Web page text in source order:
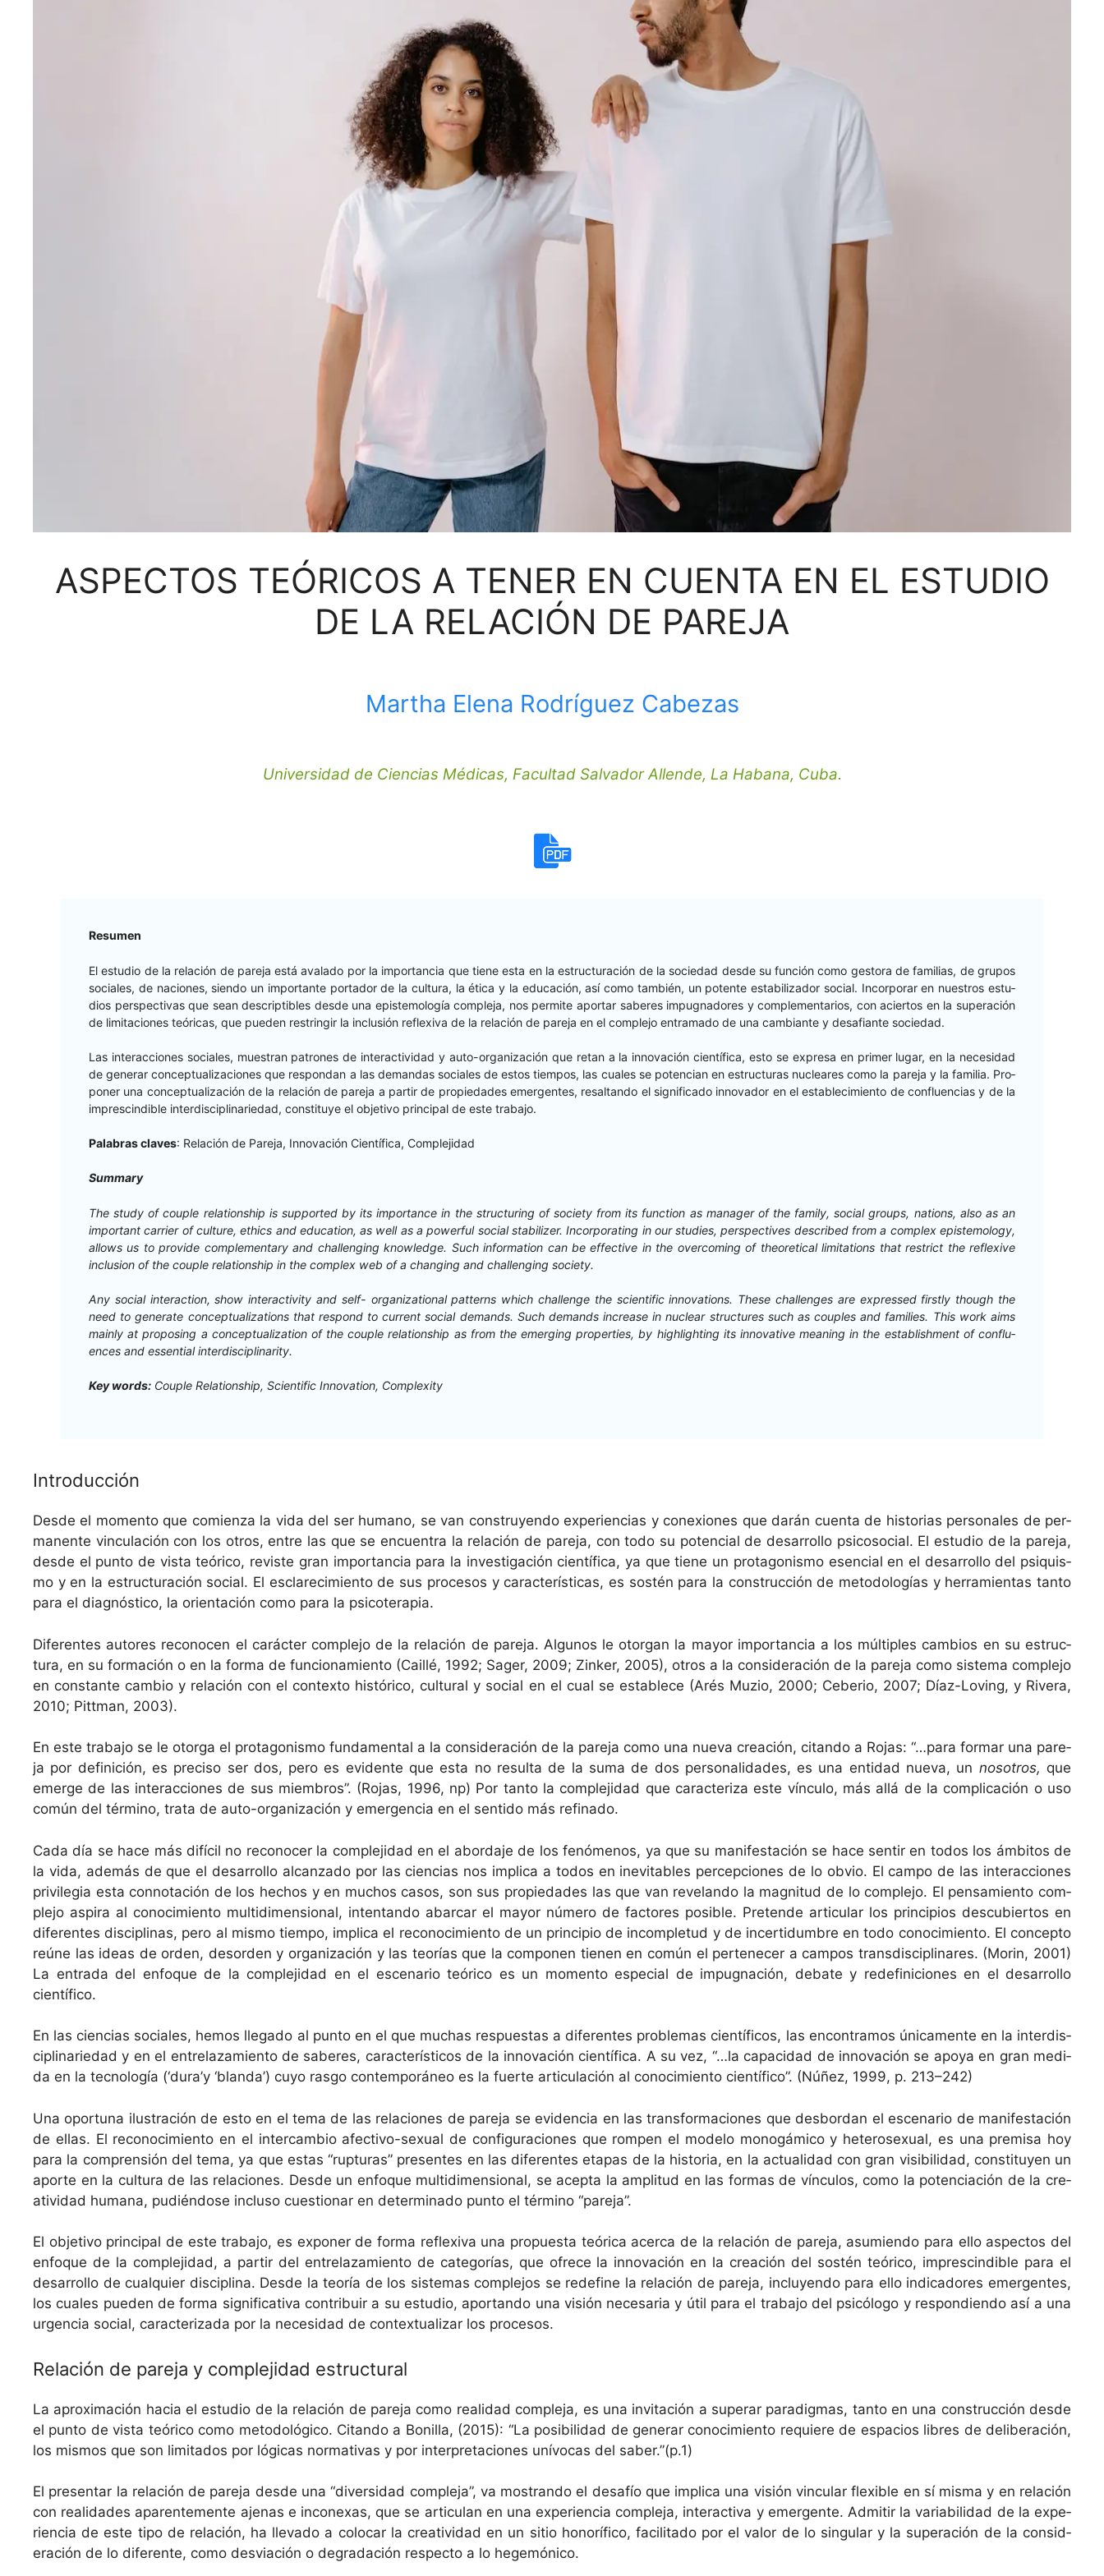
ASPECTOS TEÓRICOS A TENER EN CUENTA EN EL ESTUDIO
DE LA RELACIÓN DE PAREJA
Martha Elena Rodríguez Cabezas
Universidad de Ciencias Médicas, Facultad Salvador Allende, La Habana, Cuba.
Resumen
El estu­dio de la relación de pare­ja está aval­a­do por la impor­tan­cia que tiene esta en la estruc­turación de la sociedad des­de su fun­ción como gesto­ra de famil­ias, de gru­pos
sociales, de naciones, sien­do un impor­tante por­ta­dor de la cul­tura, la éti­ca y la edu­cación, así como tam­bién, un potente esta­bi­lizador social. Incor­po­rar en nue­stros estu­
dios per­spec­ti­vas que sean descriptibles des­de una epis­te­mología com­ple­ja, nos per­mite apor­tar saberes impug­nadores y com­ple­men­tar­ios, con acier­tos en la superación
de lim­ita­ciones teóri­c­as, que pueden restringir la inclusión reflex­i­va de la relación de pare­ja en el com­ple­jo entra­ma­do de una cam­biante y desafi­ante sociedad.
Las inter­ac­ciones sociales, mues­tran patrones de inter­ac­tivi­dad y auto-orga­ni­zación que retan a la inno­vación cien­tí­fi­ca, esto se expre­sa en primer lugar, en la necesi­dad
de gener­ar con­cep­tu­al­iza­ciones que respon­dan a las deman­das sociales de estos tiem­pos, las cuales se poten­cian en estruc­turas nuclear­es como la pare­ja y la famil­ia. Pro­
pon­er una con­cep­tu­al­ización de la relación de pare­ja a par­tir de propiedades emer­gentes, resaltan­do el sig­nifi­ca­do inno­vador en el establec­imien­to de con­flu­en­cias y de la
impre­scindible inter­dis­ci­pli­nar­iedad, con­sti­tuye el obje­ti­vo prin­ci­pal de este trabajo.
Pal­abras claves: Relación de Pare­ja, Inno­vación Cien­tí­fi­ca, Complejidad
Sum­ma­ry
The study of cou­ple rela­tion­ship is sup­port­ed by its impor­tance in the struc­tur­ing of soci­ety from its func­tion as man­ag­er of the fam­i­ly, social groups, nations, also as an
impor­tant car­ri­er of cul­ture, ethics and edu­ca­tion, as well as a pow­er­ful social sta­bi­liz­er. Incor­po­rat­ing in our stud­ies, per­spec­tives described from a com­plex epis­te­mol­o­gy,
allows us to pro­vide com­ple­men­tary and chal­leng­ing knowl­edge. Such infor­ma­tion can be effec­tive in the over­com­ing of the­o­ret­i­cal lim­i­ta­tions that restrict the reflex­ive
inclu­sion of the cou­ple rela­tion­ship in the com­plex web of a chang­ing and chal­leng­ing society.
Any social inter­ac­tion, show inter­ac­tiv­i­ty and self- orga­ni­za­tion­al pat­terns which chal­lenge the sci­en­tif­ic inno­va­tions. These chal­lenges are expressed first­ly though the
need to gen­er­ate con­cep­tu­al­iza­tions that respond to cur­rent social demands. Such demands increase in nuclear struc­tures such as cou­ples and fam­i­lies. This work aims
main­ly at propos­ing a con­cep­tu­al­iza­tion of the cou­ple rela­tion­ship as from the emerg­ing prop­er­ties, by high­light­ing its inno­v­a­tive mean­ing in the estab­lish­ment of con­flu­
ences and essen­tial interdisciplinarity.
Key words: Cou­ple Rela­tion­ship, Sci­en­tif­ic Inno­va­tion, Complexity
Introducción
Des­de el momen­to que comien­za la vida del ser humano, se van con­struyen­do expe­ri­en­cias y conex­iones que darán cuen­ta de his­to­rias per­son­ales de per­
ma­nente vin­cu­lación con los otros, entre las que se encuen­tra la relación de pare­ja, con todo su poten­cial de desar­rol­lo psi­coso­cial. El estu­dio de la pare­ja,
des­de el pun­to de vista teóri­co, reviste gran impor­tan­cia para la inves­ti­gación cien­tí­fi­ca, ya que tiene un pro­tag­o­nis­mo esen­cial en el desar­rol­lo del psiquis­
mo y en la estruc­turación social. El esclarec­imien­to de sus pro­ce­sos y car­ac­terís­ti­cas, es sostén para la con­struc­ción de metodologías y her­ramien­tas tan­to
para el diag­nós­ti­co, la ori­entación como para la psicoterapia.
Difer­entes autores recono­cen el carác­ter com­ple­jo de la relación de pare­ja. Algunos le otor­gan la may­or impor­tan­cia a los múlti­ples cam­bios en su estruc­
tura, en su for­ma­ción o en la for­ma de fun­cionamien­to (Cail­lé, 1992; Sager, 2009; Zinker, 2005), otros a la con­sid­eración de la pare­ja como sis­tema com­ple­jo
en con­stante cam­bio y relación con el con­tex­to históri­co, cul­tur­al y social en el cual se establece (Arés Muzio, 2000; Cebe­rio, 2007; Díaz-Lov­ing, y Rivera,
2010; Pittman, 2003).
En este tra­ba­jo se le otor­ga el pro­tag­o­nis­mo fun­da­men­tal a la con­sid­eración de la pare­ja como una nue­va creación, citan­do a Rojas: “…para for­mar una pare­
ja por defini­ción, es pre­ciso ser dos, pero es evi­dente que esta no resul­ta de la suma de dos per­son­al­i­dades, es una enti­dad nue­va, un nosotros, que
emerge de las inter­ac­ciones de sus miem­bros”. (Rojas, 1996, np) Por tan­to la com­ple­ji­dad que car­ac­ter­i­za este vín­cu­lo, más allá de la com­pli­cación o uso
común del tér­mi­no, tra­ta de auto-orga­ni­zación y emer­gen­cia en el sen­ti­do más refinado.
Cada día se hace más difí­cil no recono­cer la com­ple­ji­dad en el abor­da­je de los fenó­menos, ya que su man­i­festación se hace sen­tir en todos los ámbitos de
la vida, además de que el desar­rol­lo alcan­za­do por las cien­cias nos impli­ca a todos en inevita­bles per­cep­ciones de lo obvio. El cam­po de las inter­ac­ciones
priv­i­le­gia esta con­no­tación de los hechos y en muchos casos, son sus propiedades las que van rev­e­lando la mag­ni­tud de lo com­ple­jo. El pen­samien­to com­
ple­jo aspi­ra al conocimien­to mul­ti­di­men­sion­al, inten­tan­do abar­car el may­or número de fac­tores posi­ble. Pre­tende artic­u­lar los prin­ci­p­ios des­cu­bier­tos en
difer­entes dis­ci­plinas, pero al mis­mo tiem­po, impli­ca el reconocimien­to de un prin­ci­pio de incom­ple­tud y de incer­tidum­bre en todo conocimien­to. El con­cep­to
reúne las ideas de orden, des­or­den y orga­ni­zación y las teorías que la com­po­nen tienen en común el pertenecer a cam­pos trans­dis­ci­pli­nares. (Morin, 2001)
La entra­da del enfoque de la com­ple­ji­dad en el esce­nario teóri­co es un momen­to espe­cial de impu­gnación, debate y redefini­ciones en el desar­rol­lo
científico.
En las cien­cias sociales, hemos lle­ga­do al pun­to en el que muchas respues­tas a difer­entes prob­le­mas cien­tí­fi­cos, las encon­tramos úni­ca­mente en la inter­dis­
ci­pli­nar­iedad y en el entre­laza­mien­to de saberes, car­ac­terís­ti­cos de la inno­vación cien­tí­fi­ca. A su vez, “…la capaci­dad de inno­vación se apoya en gran medi­
da en la tec­nología (‘dura’y ‘blan­da’) cuyo ras­go con­tem­porá­neo es la fuerte artic­u­lación al conocimien­to cien­tí­fi­co”. (Núñez, 1999, p. 213–242)
Una opor­tu­na ilus­tración de esto en el tema de las rela­ciones de pare­ja se evi­den­cia en las trans­for­ma­ciones que des­bor­dan el esce­nario de man­i­festación
de ellas. El reconocimien­to en el inter­cam­bio afec­ti­vo-sex­u­al de con­fig­u­ra­ciones que rompen el mod­e­lo monogámi­co y het­ero­sex­u­al, es una premisa hoy
para la com­pren­sión del tema, ya que estas “rup­turas” pre­sentes en las difer­entes eta­pas de la his­to­ria, en la actu­al­i­dad con gran vis­i­bil­i­dad, con­sti­tuyen un
aporte en la cul­tura de las rela­ciones. Des­de un enfoque mul­ti­di­men­sion­al, se acep­ta la ampli­tud en las for­mas de vín­cu­los, como la poten­ciación de la cre­
ativi­dad humana, pudién­dose inclu­so cues­tionar en deter­mi­na­do pun­to el tér­mi­no “pare­ja”.
El obje­ti­vo prin­ci­pal de este tra­ba­jo, es expon­er de for­ma reflex­i­va una prop­ues­ta teóri­ca acer­ca de la relación de pare­ja, asum­ien­do para ello aspec­tos del
enfoque de la com­ple­ji­dad, a par­tir del entre­laza­mien­to de cat­e­gorías, que ofrece la inno­vación en la creación del sostén teóri­co, impre­scindible para el
desar­rol­lo de cualquier dis­ci­plina. Des­de la teoría de los sis­temas com­ple­jos se rede­fine la relación de pare­ja, incluyen­do para ello indi­cadores emer­gentes,
los cuales pueden de for­ma sig­ni­fica­ti­va con­tribuir a su estu­dio, apor­tan­do una visión nece­saria y útil para el tra­ba­jo del psicól­o­go y respon­di­en­do así a una
urgen­cia social, car­ac­ter­i­za­da por la necesi­dad de con­tex­tu­alizar los procesos.
Relación de pareja y complejidad estructural
La aprox­i­mación hacia el estu­dio de la relación de pare­ja como real­i­dad com­ple­ja, es una invitación a super­ar par­a­dig­mas, tan­to en una con­struc­ción des­de
el pun­to de vista teóri­co como metodológi­co. Citan­do a Bonil­la, (2015): “La posi­bil­i­dad de gener­ar conocimien­to requiere de espa­cios libres de delib­eración,
los mis­mos que son lim­i­ta­dos por lóg­i­cas nor­ma­ti­vas y por inter­preta­ciones unívo­cas del saber.”(p.1)
El pre­sen­tar la relación de pare­ja des­de una “diver­si­dad com­ple­ja”, va mostran­do el desafío que impli­ca una visión vin­cu­lar flex­i­ble en sí mis­ma y en relación
con real­i­dades aparente­mente aje­nas e inconexas, que se artic­u­lan en una expe­ri­en­cia com­ple­ja, inter­ac­ti­va y emer­gente. Admi­tir la vari­abil­i­dad de la expe­
ri­en­cia de este tipo de relación, ha lle­va­do a colo­car la cre­ativi­dad en un sitio hon­orí­fi­co, facil­i­ta­do por el val­or de lo sin­gu­lar y la superación de la con­sid­
eración de lo difer­ente, como desviación o degradación respec­to a lo hegemónico.